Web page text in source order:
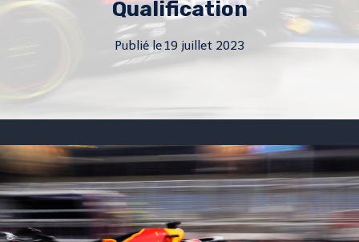
Qualification
Publié le19 juillet 2023